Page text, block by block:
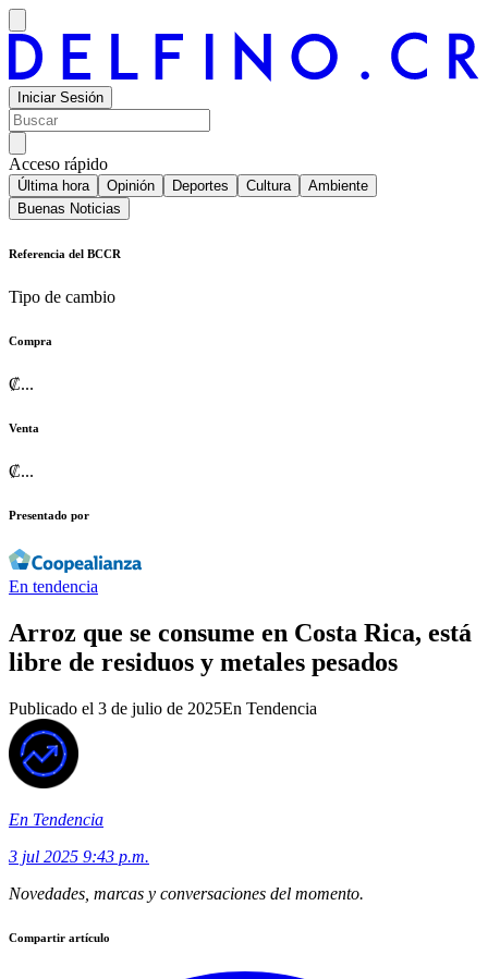
Iniciar Sesión
Acceso rápido
Última hora Opinión Deportes Cultura
Ambiente
Buenas Noticias
Referencia del BCCR
Tipo de cambio
Compra
₡...
Venta
₡...
Presentado por
En tendencia
Arroz que se consume en Costa Rica, está
libre de residuos y metales pesados
Publicado el 3 de julio de 2025En Tendencia
En Tendencia
3 jul 2025 9:43 p.m.
Novedades, marcas y conversaciones del momento.
Compartir artículo